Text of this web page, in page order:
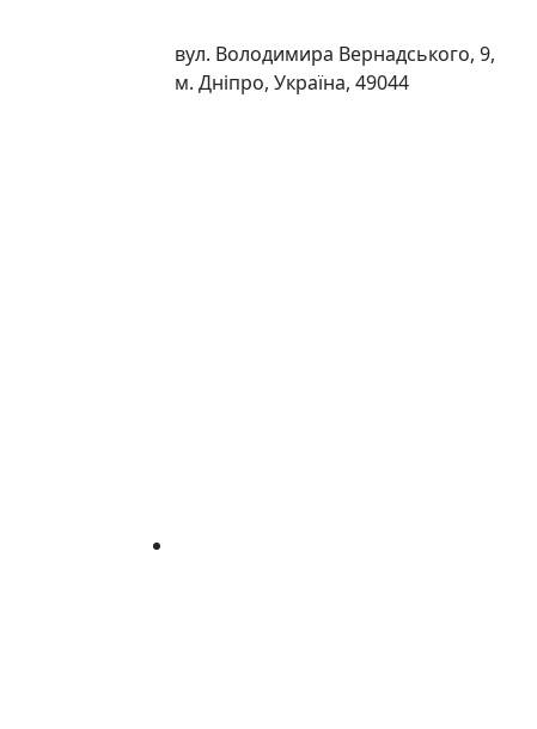
вул. Володимира Вернадського, 9,
м. Дніпро, Україна, 49044